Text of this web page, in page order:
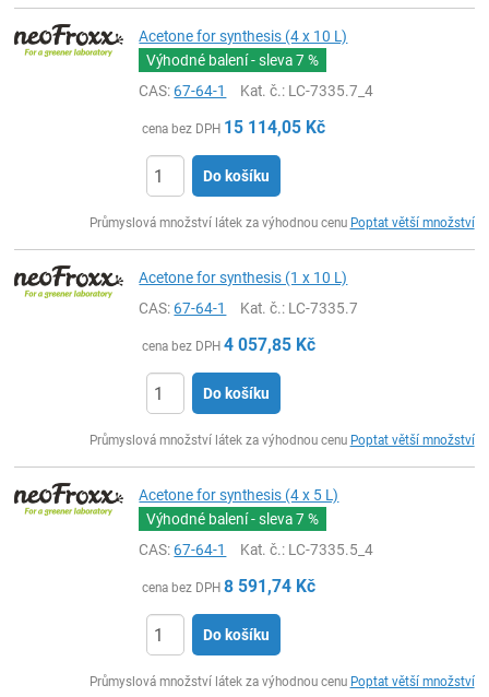
Acetone for synthesis (4 x 10 L)
Výhodné balení - sleva7 %
CAS:67-64-1 Kat. č.: LC-7335.7_4
cena bez DPH 15 114,05 Kč
Do košíku
Průmyslová množství látek za výhodnou cenu Poptat větší množství
Acetone for synthesis (1 x 10 L)
CAS:67-64-1 Kat. č.: LC-7335.7
cena bez DPH 4 057,85 Kč
Do košíku
Průmyslová množství látek za výhodnou cenu Poptat větší množství
Acetone for synthesis (4 x 5 L)
Výhodné balení - sleva7 %
CAS:67-64-1 Kat. č.: LC-7335.5_4
cena bez DPH 8 591,74 Kč
Do košíku
Průmyslová množství látek za výhodnou cenu Poptat větší množství